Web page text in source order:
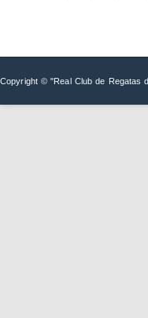
Copyright © "Real Club de Regatas